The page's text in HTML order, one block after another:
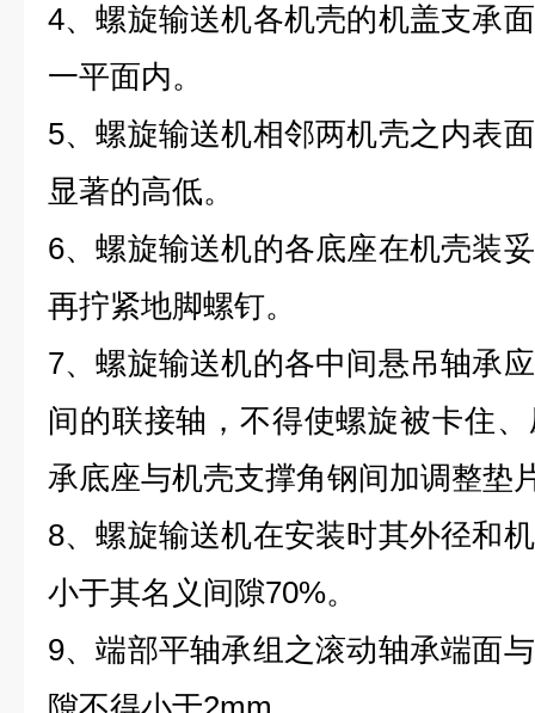
4、螺旋输送机各机壳的机盖支承
一平面内。
5、螺旋输送机相邻两机壳之内表
显著的高低。
6、螺旋输送机的各底座在机壳装
再拧紧地脚螺钉。
7、螺旋输送机的各中间悬吊轴承
间的联接轴，不得使螺旋被卡住
承底座与机壳支撑角钢间加调整垫
8、螺旋输送机在安装时其外径和
小于其名义间隙70%。
9、端部平轴承组之滚动轴承端面